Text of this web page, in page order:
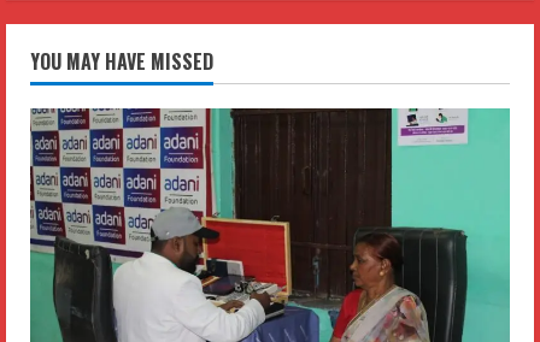
YOU MAY HAVE MISSED